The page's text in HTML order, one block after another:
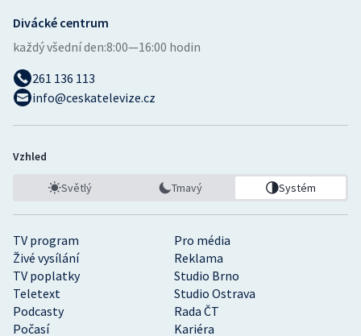
TV program
Pro média
Živé vysílání
Reklama
TV poplatky
Studio Brno
Teletext
Studio Ostrava
Podcasty
Rada ČT
Počasí
Kariéra
Divácké centrum
každý všední den:8:00—16:00 hodin
261 136 113
info@ceskatelevize.cz
Vzhled
Světlý Tmavý Systém